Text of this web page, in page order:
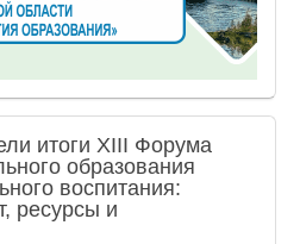
итоги XIII Форума
образования
воспитания:
ресурсы и